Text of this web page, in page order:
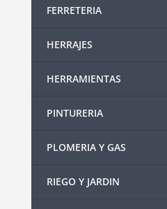
FERRETERIA
HERRAJES
HERRAMIENTAS
PINTURERIA
PLOMERIA Y GAS
RIEGO Y JARDIN